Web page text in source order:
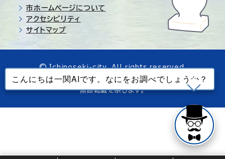
市ホームページについて
アクセシビリティ
サイトマップ
© Ichinoseki-city. All rights reserved.
当ホームページで使用しているすべてのデータの
無断転載を禁じます。